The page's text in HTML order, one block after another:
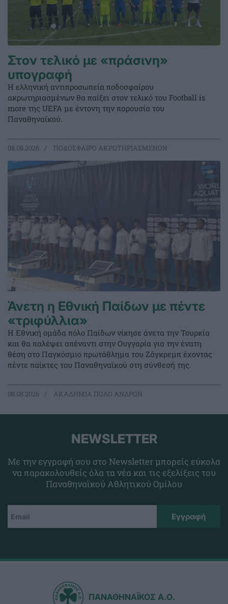
Στον τελικό με «πράσινη»
υπογραφή
Η ελληνική αντιπροσωπεία ποδοσφαίρου
ακρωτηριασμένων θα παίξει στον τελικό του Football is
more της UEFA με έντονη την παρουσία του
Παναθηναϊκού.
08.08.2026 ΠΟΔΟΣΦΑΙΡΟ ΑΚΡΩΤΗΡΙΑΣΜΕΝΩΝ
Άνετη η Εθνική Παίδων με πέντε
«τριφύλλια»
Η Εθνική ομάδα πόλο Παίδων νίκησε άνετα την Τουρκία
και θα παλέψει απέναντι στην Ουγγαρία για την ένατη
θέση στο Παγκόσμιο πρωτάθλημα του Ζάγκρεμπ έχοντας
πέντε παίκτες του Παναθηναϊκού στη σύνθεσή της.
08.08.2026 ΑΚΑΔΗΜΙΑ ΠΟΛΟ ΑΝΔΡΩΝ
NEWSLETTER
Με την εγγραφή σου στο Newsletter μπορείς εύκολα
να παρακολουθείς όλα τα νέα και τις εξελίξεις του
Παναθηναϊκού Αθλητικού Ομίλου
ΠΑΝΑΘΗΝΑΪΚΟΣ Α.Ο.